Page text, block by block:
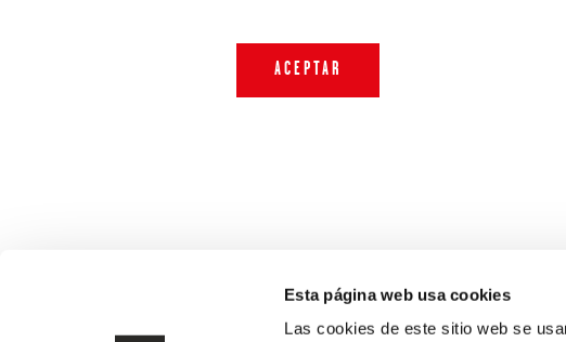
Esta página web usa cookies
Las cookies de este sitio web se